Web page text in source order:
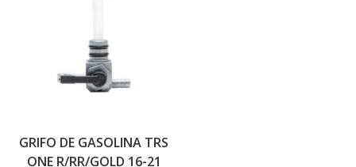
GRIFO DE GASOLINA TRS
ONE R/RR/GOLD 16-21